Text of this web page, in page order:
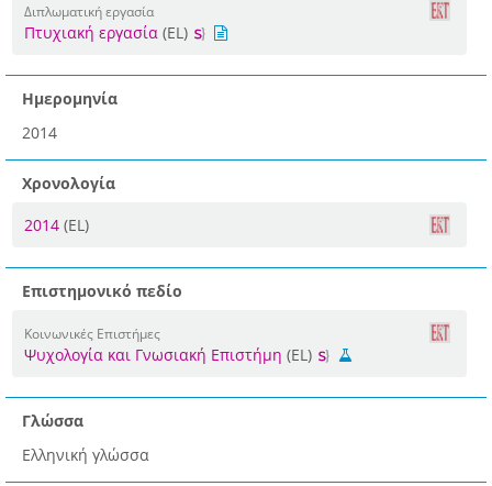
Διπλωματική εργασία
Πτυχιακή εργασία (EL)
Ημερομηνία
2014
Χρονολογία
2014 (EL)
Επιστημονικό πεδίο
Κοινωνικές Επιστήμες
Ψυχολογία και Γνωσιακή Επιστήμη (EL)
Γλώσσα
Ελληνική γλώσσα